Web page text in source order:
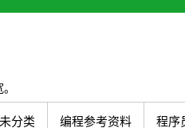
未分类 编程参考资料 程序